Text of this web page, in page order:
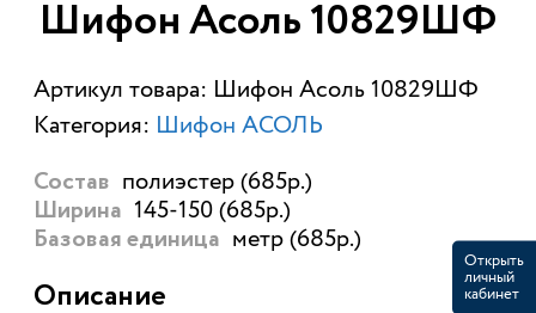
Шифон Асоль 10829ШФ
Артикул товара: Шифон Асоль 10829ШФ
Категория: Шифон АСОЛЬ
Состав полиэстер (685р.)
Ширина 145-150 (685р.)
Базовая единица метр (685р.)
Описание
Открыть
личный
кабинет